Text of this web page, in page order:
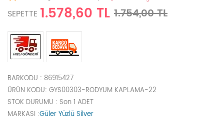
SEPETTE 1.578,60 TL 1.754,00 TL
BARKODU : 86915427
ÜRÜN KODU: GYS00303-RODYUM KAPLAMA-22
STOK DURUMU : Son 1 ADET
MARKASI :Güler Yüzlü Silver